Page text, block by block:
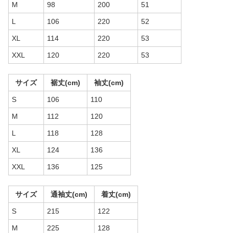
M 98 200 51
L 106 220 52
XL 114 220 53
XXL 120 220 53
サイズ 裾丈(cm) 袖丈(cm)
S 106 110
M 112 120
L 118 128
XL 124 136
XXL 136 125
サイズ 通袖丈(cm) 着丈(cm)
S 215 122
M 225 128